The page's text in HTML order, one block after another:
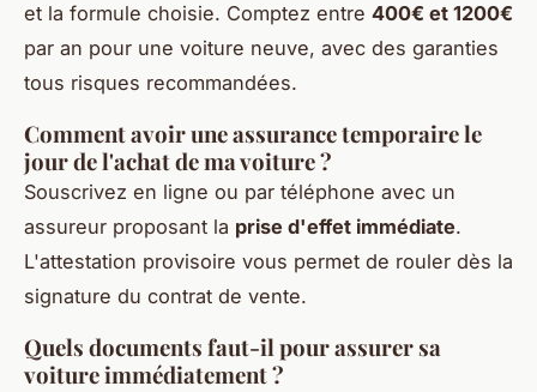
et la formule choisie. Comptez entre 400€ et 1200€
par an pour une voiture neuve, avec des garanties
tous risques recommandées.
Comment avoir une assurance temporaire le
jour de l'achat de ma voiture ?
Souscrivez en ligne ou par téléphone avec un
assureur proposant la prise d'effet immédiate.
L'attestation provisoire vous permet de rouler dès la
signature du contrat de vente.
Quels documents faut-il pour assurer sa
voiture immédiatement ?